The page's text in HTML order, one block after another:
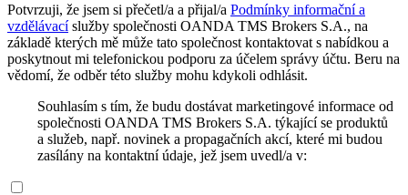
Potvrzuji, že jsem si přečetl/a a přijal/a Podmínky informační a
vzdělávacíslužby společnosti OANDA TMS Brokers S.A., na
základě kterých mě může tato společnost kontaktovat s nabídkou a
poskytnout mi telefonickou podporu za účelem správy účtu. Beru na
vědomí, že odběr této služby mohu kdykoli odhlásit.
Souhlasím s tím, že budu dostávat marketingové informace od
společnosti OANDA TMS Brokers S.A. týkající se produktů
a služeb, např. novinek a propagačních akcí, které mi budou
zasílány na kontaktní údaje, jež jsem uvedl/a v: